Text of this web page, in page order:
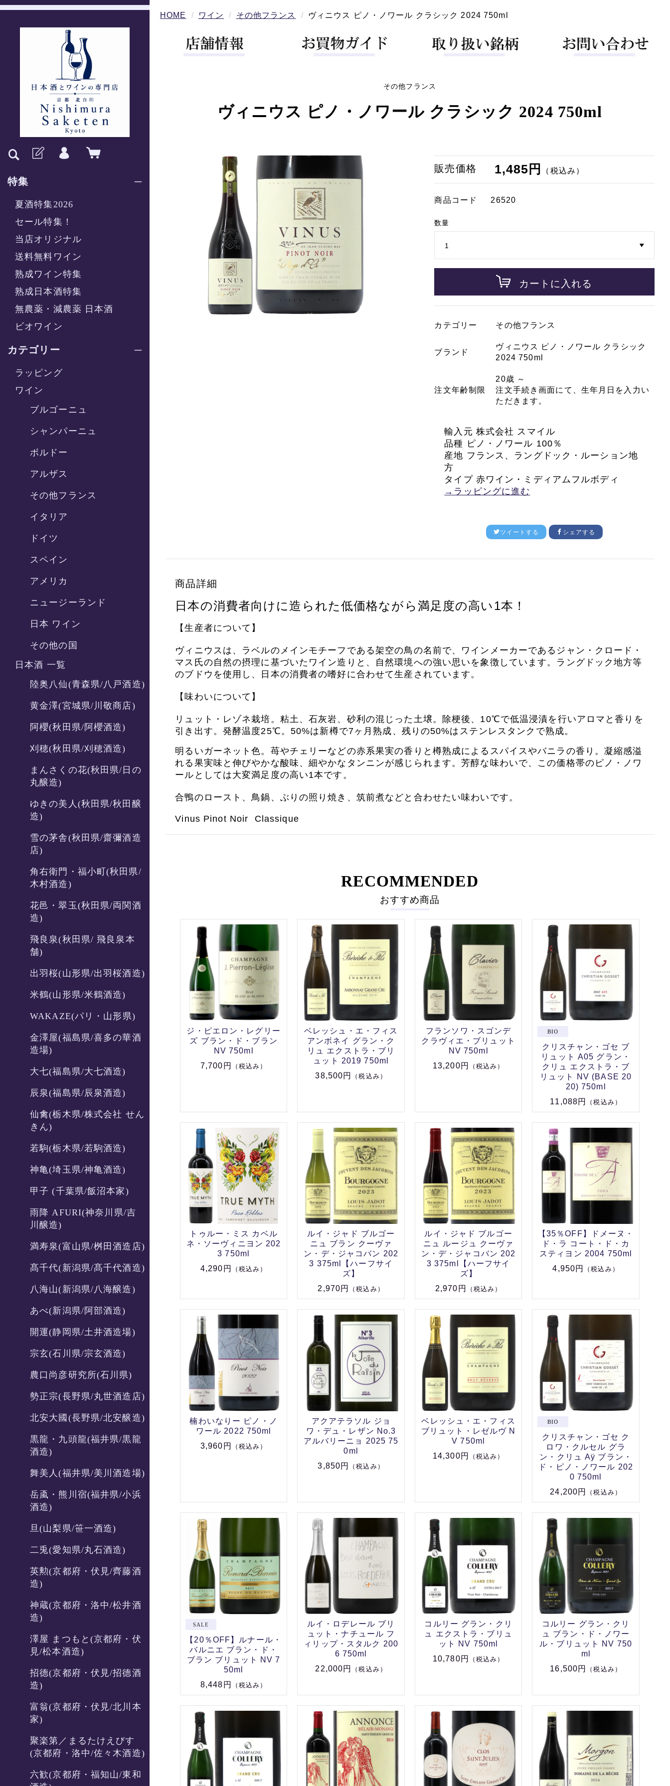
特集
夏酒特集2026
セール特集！
当店オリジナル
送料無料ワイン
熟成ワイン特集
熟成日本酒特集
無農薬・減農薬 日本酒
ビオワイン
カテゴリー
ラッピング
ワイン
ブルゴーニュ
シャンパーニュ
ボルドー
アルザス
その他フランス
イタリア
ドイツ
スペイン
アメリカ
ニュージーランド
日本 ワイン
その他の国
日本酒 一覧
陸奥八仙(青森県/八戸酒造)
黄金澤(宮城県/川敬商店)
阿櫻(秋田県/阿櫻酒造)
刈穂(秋田県/刈穂酒造)
まんさくの花(秋田県/日の
丸醸造)
ゆきの美人(秋田県/秋田醸
造)
雪の茅舎(秋田県/齋彌酒造
店)
角右衛門・福小町(秋田県/
木村酒造)
花邑・翠玉(秋田県/両関酒
造)
飛良泉(秋田県/ 飛良泉本
舗)
出羽桜(山形県/出羽桜酒造)
米鶴(山形県/米鶴酒造)
WAKAZE(パリ・山形県)
金澤屋(福島県/喜多の華酒
造場)
大七(福島県/大七酒造)
辰泉(福島県/辰泉酒造)
仙禽(栃木県/株式会社 せん
きん)
若駒(栃木県/若駒酒造)
神亀(埼玉県/神亀酒造)
甲子 (千葉県/飯沼本家)
雨降 AFURI(神奈川県/吉
川醸造)
満寿泉(富山県/桝田酒造店)
髙千代(新潟県/髙千代酒造)
八海山(新潟県/八海醸造)
あべ(新潟県/阿部酒造)
開運(静岡県/土井酒造場)
宗玄(石川県/宗玄酒造)
農口尚彦研究所(石川県)
勢正宗(長野県/丸世酒造店)
北安大國(長野県/北安醸造)
黒龍・九頭龍(福井県/黒龍
酒造)
舞美人(福井県/美川酒造場)
岳颪・熊川宿(福井県/小浜
酒造)
旦(山梨県/笹一酒造)
二兎(愛知県/丸石酒造)
英勲(京都府・伏見/齊藤酒
造)
神蔵(京都府・洛中/松井酒
造)
澤屋 まつもと(京都府・伏
見/松本酒造)
招德(京都府・伏見/招德酒
造)
富翁(京都府・伏見/北川本
家)
聚楽第／まるたけえびす
(京都府・洛中/佐々木酒造)
六歓(京都府・福知山/東和
HOME ワイン その他フランス ヴィニウス ピノ・ノワール クラシック 2024 750ml
その他フランス
ヴィニウス ピノ・ノワール クラシック 2024 750ml
販売価格 1,485円 （税込み）
商品コード 26520
数量
カートに入れる
カテゴリー その他フランス
ブランド
ヴィニウス ピノ・ノワール クラシック
2024 750ml
注文年齢制限
20歳 ～
注文手続き画面にて、生年月日を入力い
ただきます。
輸入元 株式会社 スマイル
品種 ピノ・ノワール 100％
産地 フランス、ラングドック・ルーション地
方
タイプ 赤ワイン・ミディアムフルボディ
→ラッピングに進む
ツイートする シェアする
商品詳細
日本の消費者向けに造られた低価格ながら満足度の高い1本！
【生産者について】
ヴィニウスは、ラベルのメインモチーフである架空の鳥の名前で、ワインメーカーであるジャン・クロード・
マス氏の自然の摂理に基づいたワイン造りと、自然環境への強い思いを象徴しています。ラングドック地方等
のブドウを使用し、日本の消費者の嗜好に合わせて生産されています。
【味わいについて】
リュット・レゾネ栽培。粘土、石灰岩、砂利の混じった土壌。除梗後、10℃で低温浸漬を行いアロマと香りを
引き出す。発酵温度25℃。50%は新樽で7ヶ月熟成、残りの50%はステンレスタンクで熟成。
明るいガーネット色。苺やチェリーなどの赤系果実の香りと樽熟成によるスパイスやバニラの香り。凝縮感溢
れる果実味と伸びやかな酸味、細やかなタンニンが感じられます。芳醇な味わいで、この価格帯のピノ・ノワ
ールとしては大変満足度の高い1本です。
合鴨のロースト、鳥鍋、ぶりの照り焼き、筑前煮などと合わせたい味わいです。
Vinus Pinot Noir Classique
RECOMMENDED
おすすめ商品
ジ・ピエロン・レグリー
ズ ブラン・ド・ブラン
NV 750ml
7,700円
（税込み）
ベレッシュ・エ・フィス
アンボネイ グラン・ク
リュ エクストラ・ブリ
ュット 2019 750ml
38,500円
（税込み）
フランソワ・スゴンデ
クラヴィエ・ブリュット
NV 750ml
13,200円
（税込み）
クリスチャン・ゴセ ブ
リュット A05 グラン・
クリュ エクストラ・ブ
リュット NV (BASE 20
20) 750ml
11,088円
（税込み）
トゥルー・ミス カベル
ネ・ソーヴィニヨン 202
3 750ml
4,290円
（税込み）
ルイ・ジャド ブルゴー
ニュ ブラン クーヴァ
ン・デ・ジャコバン 202
3 375ml【ハーフサイ
ズ】
2,970円
（税込み）
ルイ・ジャド ブルゴー
ニュ ルージュ クーヴァ
ン・デ・ジャコバン 202
3 375ml【ハーフサイ
ズ】
2,970円
（税込み）
【35％OFF】ドメーヌ・
ド・ラ コート・ド・カ
スティヨン 2004 750ml
4,950円
（税込み）
楠わいなりー ピノ・ノ
ワール 2022 750ml
3,960円
（税込み）
アクアテラソル ジョ
ワ・デュ・レザン No.3
アルバリーニョ 2025 75
0ml
3,850円
（税込み）
ベレッシュ・エ・フィス
ブリュット・レゼルヴ N
V 750ml
14,300円
（税込み）
クリスチャン・ゴセ ク
ロワ・クルセル グラ
ン・クリュ Aÿ ブラン・
ド・ピノ・ノワール 202
0 750ml
24,200円
（税込み）
【20％OFF】ルナール・
バルニエ ブラン・ド・
ブラン ブリュット NV 7
50ml
8,448円
（税込み）
ルイ・ロデレール ブリ
ュット・ナチュール フ
ィリップ・スタルク 200
6 750ml
22,000円
（税込み）
コルリー グラン・クリ
ュ エクストラ・ブリュ
ット NV 750ml
10,780円
（税込み）
コルリー グラン・クリ
ュ ブラン・ド・ノワー
ル・ブリュット NV 750
ml
16,500円
（税込み）